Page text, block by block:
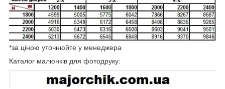
*за ціною уточнюйте у менеджера
Каталог малюнків для фотодруку: